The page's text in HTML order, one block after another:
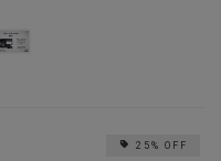
25% OFF